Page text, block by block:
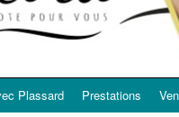
Plassard Prestations